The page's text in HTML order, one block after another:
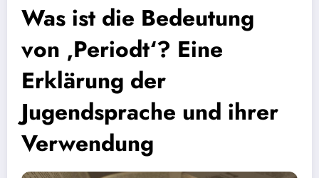
Was ist die Bedeutung
von ‚Periodt‘? Eine
Erklärung der
Jugendsprache und ihrer
Verwendung